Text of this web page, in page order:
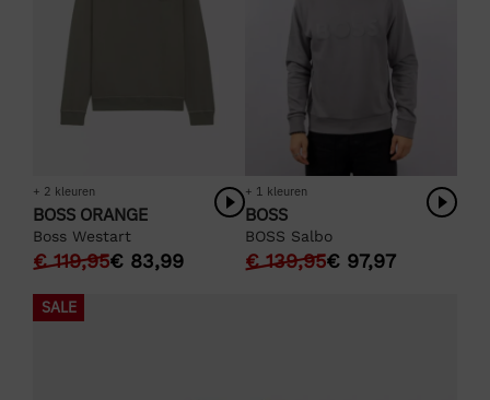
+ 2 kleuren
BOSS ORANGE
Boss Westart
€119,95€ 83,99
+ 1 kleuren
BOSS
BOSS Salbo
€139,95€ 97,97
SALE